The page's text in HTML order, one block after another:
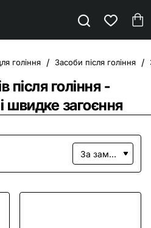
після гоління -
швидке загоєння
гоління Засоби після гоління